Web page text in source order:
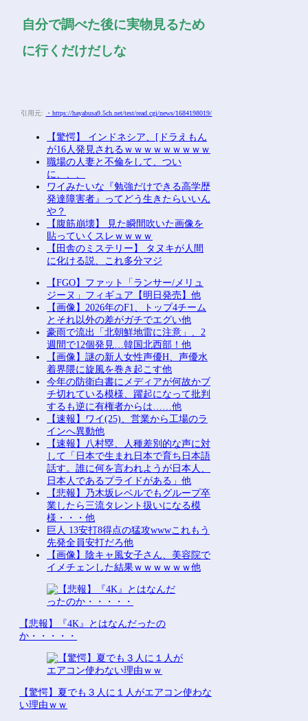
自分で調べた後に実物見るため
に行くだけだしな
引用元: ・https://hayabusa9.5ch.net/test/read.cgi/news/1684198019/
【驚愕】 インドネシア、[ドラえもん
が16人発見されるｗｗｗｗｗｗｗｗｗ
職場の人妻と不倫をして、つい
に、、、
ワイみたいな『勉強だけできる高学歴
発達障害者』ってどう生きたらいいん
や？
【腹筋崩壊】 見た瞬間吹いた画像を
貼っていくスレｗｗｗｗ
【田舎のミステリー】 タヌキが人間
に化ける説、これ多分マジ
【FGO】ファット「ランサー/メリュ
ジーヌ」フィギュア【明日発売】他
【画像】2026年のF1、トップ4チーム
とそれ以外の差がガチでエグい他
豪雨で流出「北朝鮮地雷に注意」、2
週間で12個発見…韓国北西部！他
【画像】謎の新人女性声優H、声優水
着界隈に旋風を巻き起こす他
今年の防衛白書にメディアが何故かブ
チ切れている模様、躍起になって批判
するも逆に有権者からは……他
【速報】ワイ(25)、営業から工場のラ
インへ異動他
【速報】八村塁、人種差別的な声に対
して「日本で生まれ日本で育ち日本語
話す。誰に何を言われようが日本人、
日本人であるプライドがある」他
【悲報】乃木坂レベルでもグループ卒
業したら三流タレント扱いになる模
様・・・他
巨人 13安打8得点の猛攻wwwこれもう
先発全員安打だろ他
【画像】陰キャ風女子さん、美容院で
イメチェンした結果ｗｗｗｗｗｗ他
【悲報】『4K』とはなんだったの
か・・・・・
【驚愕】夏でも３人に１人がエアコン使わな
い理由ｗｗ